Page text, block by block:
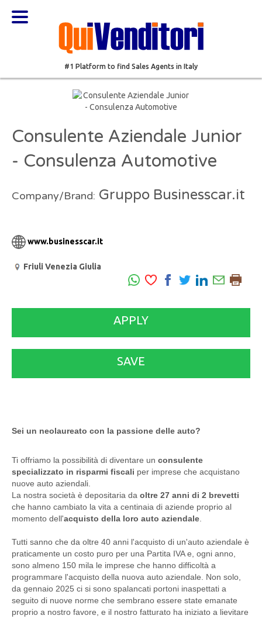
#1 Platform to find Sales Agents in Italy
Consulente Aziendale Junior
- Consulenza Automotive
Company/Brand: Gruppo Businesscar.it
www.businesscar.it
Friuli Venezia Giulia
APPLY
SAVE
Sei un neolaureato con la passione delle auto?
Ti offriamo la possibilità di diventare un consulente
specializzato in risparmi fiscali per imprese che acquistano
nuove auto aziendali.
La nostra società è depositaria da oltre 27 anni di 2 brevetti
che hanno cambiato la vita a centinaia di aziende proprio al
momento dell'acquisto della loro auto aziendale.
Tutti sanno che da oltre 40 anni l'acquisto di un'auto aziendale è
praticamente un costo puro per una Partita IVA e, ogni anno,
sono almeno 150 mila le imprese che hanno difficoltà a
programmare l'acquisto della nuova auto aziendale. Non solo,
da gennaio 2025 ci si sono spalancati portoni inaspettati a
seguito di nuove norme che sembrano essere state emanate
proprio a nostro favore, e il nostro fatturato ha iniziato a lievitare